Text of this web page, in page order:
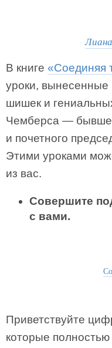
В книге «Соединяя
уроки, вынесенные
шишек и
Чемберса —
и почетного
Этими уроками
из вас.
Совершите
с вами.
Приветствуйте
которые